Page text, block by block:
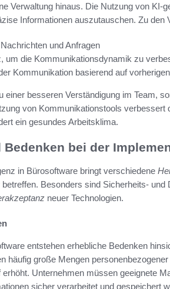
Verwaltung hinaus. Die Nutzung von KI-
Informationen auszutauschen. Zu den
und Anfragen
um die Kommunikationsdynamik zu
Kommunikation basierend auf
einer besseren Verständigung im Team,
von Kommunikationstools
ein gesundes Arbeitsklima.
bei der
in Bürosoftware bringt verschiedene
Besonders sind Sicherheits-
neuer Technologien.
entstehen erhebliche Bedenken
häufig große Mengen
Unternehmen müssen geeignete
sicher verarbeitet und gespeichert